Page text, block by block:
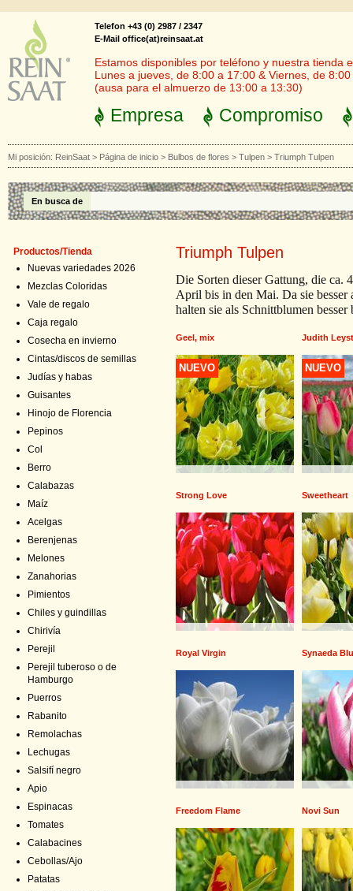
Telefon +43 (0) 2987 / 2347
E-Mail office(at)reinsaat.at
Estamos disponibles por teléfono y nuestra tienda
Lunes a jueves, de 8:00 a 17:00 & Viernes, de
(ausa para el almuerzo de 13:00 a 13:30)
Empresa Compromiso
Mi posición: ReinSaat > Página de inicio > Bulbos de flores > Tulpen > Triumph Tulpen
En busca de
Productos/Tienda
Nuevas variedades 2026
Mezclas Coloridas
Vale de regalo
Caja regalo
Cosecha en invierno
Cintas/discos de semillas
Judías y habas
Guisantes
Hinojo de Florencia
Pepinos
Col
Berro
Calabazas
Maíz
Acelgas
Berenjenas
Melones
Zanahorias
Pimientos
Chiles y guindillas
Chirivía
Perejil
Perejil tuberoso o de
Hamburgo
Puerros
Rabanito
Remolachas
Lechugas
Salsifí negro
Apio
Espinacas
Tomates
Calabacines
Cebollas/Ajo
Patatas
Triumph Tulpen
Die Sorten dieser Gattung, die ca.
April bis in den Mai. Da sie besser
halten sie als Schnittblumen
Geel, mix
NUEVO
Judith
NUEVO
Strong Love Sweetheart
Royal Virgin Synaeda
Freedom Flame Novi Sun